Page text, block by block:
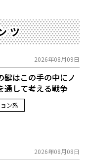
ツ
2026年08月09日
はこの手の中に――ノ
通して考える戦争
ン系
2026年08月08日